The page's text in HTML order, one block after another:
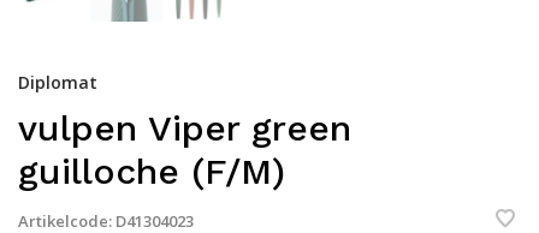
Diplomat
vulpen Viper green
guilloche (F/M)
Artikelcode: D41304023